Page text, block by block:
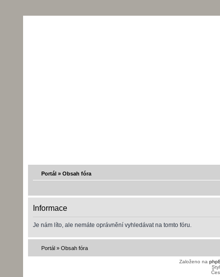
Portál» Obsah fóra
Informace
Je nám líto, ale nemáte oprávnění vyhledávat na tomto fóru.
Portál» Obsah fóra
Založeno na